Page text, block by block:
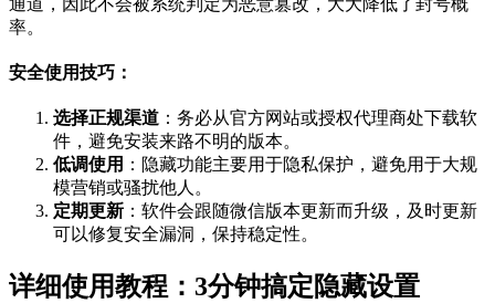
率。
安全使用技巧：
选择正规渠道 ：务必从官方网站或授权代理商处下载软
件，避免安装来路不明的版本。
低调使用 ：隐藏功能主要用于隐私保护，避免用于大规
模营销或骚扰他人。
定期更新 ：软件会跟随微信版本更新而升级，及时更新
可以修复安全漏洞，保持稳定性。
详细使用教程：3分钟搞定隐藏设置